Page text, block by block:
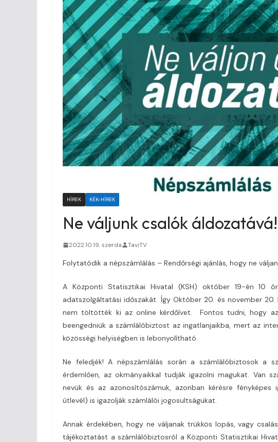
HÍREK KÉK-HÍREK
Ne váljunk csalók áldozatává!
2022.10.19. szerda TaviTV
Folytatódik a népszámlálás – Rendőrségi ajánlás, hogy ne
A Központi Statisztikai Hivatal (KSH) október 19-én 10
adatszolgáltatási időszakát. Így Október 20. és november
nem töltötték ki az online kérdőívet. Fontos tudni, hogy az
beengedniük a számlálóbiztost az ingatlanjaikba, mert az
közösségi helyiségben is lebonyolítható.
Ne feledjék! A népszámlálás során a számlálóbiztosok a
érdemlően, az okmányaikkal tudják igazolni magukat. Van
nevük és az azonosítószámuk, azonban kérésre fényképes
útlevél) is igazolják számlálói jogosultságukat.
Annak érdekében, hogy ne váljanak trükkös lopás, vagy
tájékoztatást a számlálóbiztosról a Központi Statisztikai